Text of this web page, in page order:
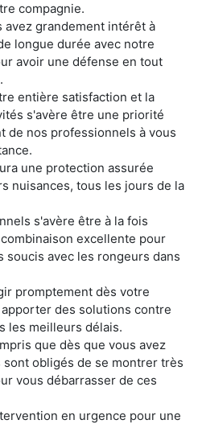
compagnie.
avez grandement intérêt à
longue durée avec notre
avoir une défense en tout
entière satisfaction et la
s'avère être une priorité
de nos professionnels à vous
une protection assurée
nuisances, tous les jours de la
s'avère être à la fois
excellente pour
soucis avec les rongeurs dans
promptement dès votre
des solutions contre
les meilleurs délais.
que dès que vous avez
obligés de se montrer très
vous débarrasser de ces
en urgence pour une